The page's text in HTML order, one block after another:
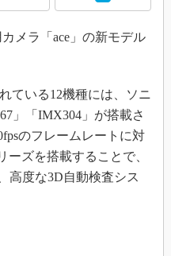
メラ「ace」の新モデル
ている12機種には、ソニ
」「IMX304」が搭載さ
のフレームレートに対
ーズを搭載することで、
高度な3D自動検査シス